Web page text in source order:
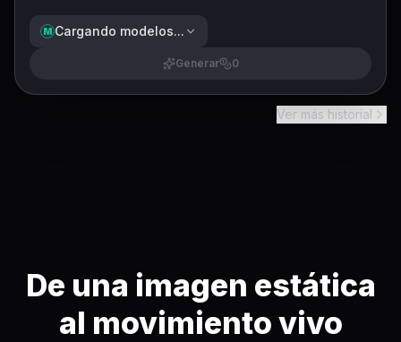
M Cargando modelos...
Generar 0
Ver más historial
De una imagen estática
al movimiento vivo